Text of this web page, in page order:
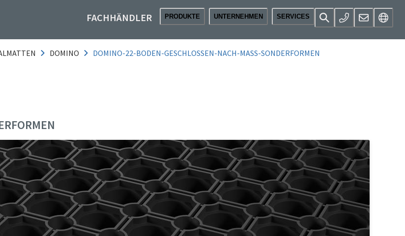
FACHHÄNDLER PRODUKTE UNTERNEHMEN SERVICES
DOMINO DOMINO-22-BODEN-GESCHLOSSEN-NACH-MASS-SONDERFORMEN